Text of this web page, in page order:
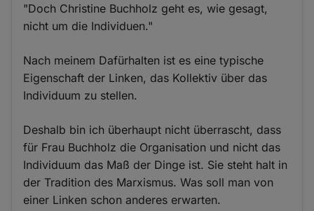
"Doch Christine Buchholz geht es, wie gesagt,
nicht um die Individuen."
Nach meinem Dafürhalten ist es eine typische
Eigenschaft der Linken, das Kollektiv über das
Individuum zu stellen.
Deshalb bin ich überhaupt nicht überrascht, dass
für Frau Buchholz die Organisation und nicht das
Individuum das Maß der Dinge ist. Sie steht halt in
der Tradition des Marxismus. Was soll man von
einer Linken schon anderes erwarten.